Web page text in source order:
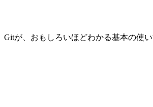
Gitが、おもしろいほどわかる基本の使